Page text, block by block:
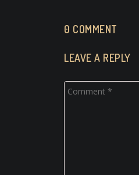
0 COMMENT
LEAVE A REPLY